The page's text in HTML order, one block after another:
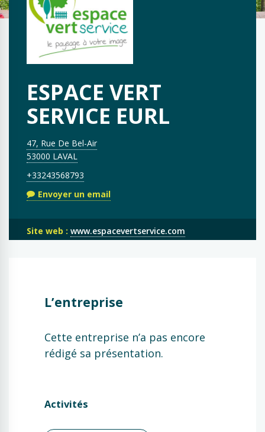
ESPACE VERT
SERVICE EURL
47, Rue De Bel-Air
53000 LAVAL
+33243568793
Envoyer un email
Site web : www.espacevertservice.com
L’entreprise
Cette entreprise n’a pas encore
rédigé sa présentation.
Activités